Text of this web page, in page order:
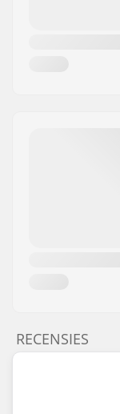
RECENSIES